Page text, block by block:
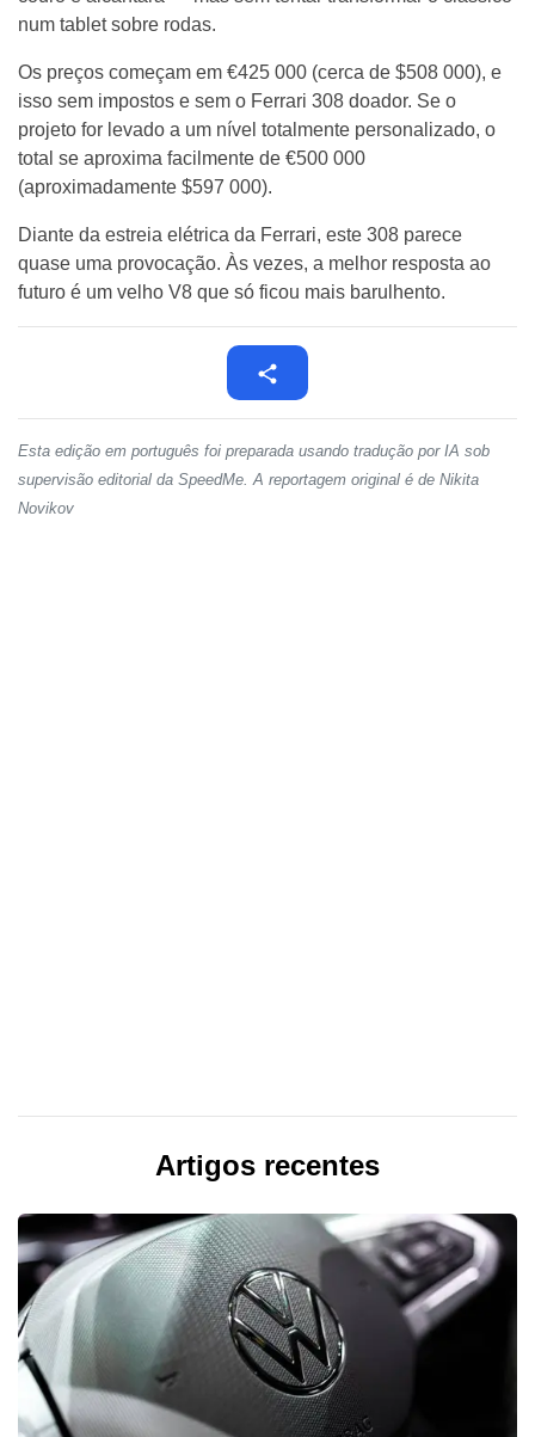
num tablet sobre rodas.
Os preços começam em €425 000 (cerca de $508 000), e
isso sem impostos e sem o Ferrari 308 doador. Se o
projeto for levado a um nível totalmente personalizado, o
total se aproxima facilmente de €500 000
(aproximadamente $597 000).
Diante da estreia elétrica da Ferrari, este 308 parece
quase uma provocação. Às vezes, a melhor resposta ao
futuro é um velho V8 que só ficou mais barulhento.
Esta edição em português foi preparada usando tradução por IA sob
supervisão editorial da SpeedMe. A reportagem original é de Nikita
Novikov
Artigos recentes